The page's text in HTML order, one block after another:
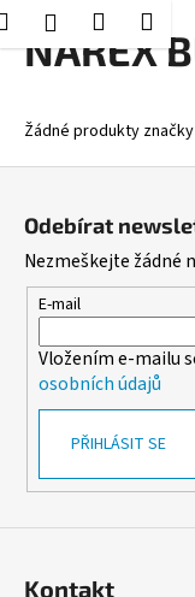
Přejít
HledatPřihlášení
Nákupní
košík
Menu
NAREX
Žádné produkty značky
K
o
Zpět
Zpět
C
o
o
t
ř
e
b
u
n
Odebírat
Nezmeškejte žádné
E-mail
Vložením e-mailu
osobních údajů
PŘIHLÁSIT SE
Kontakt